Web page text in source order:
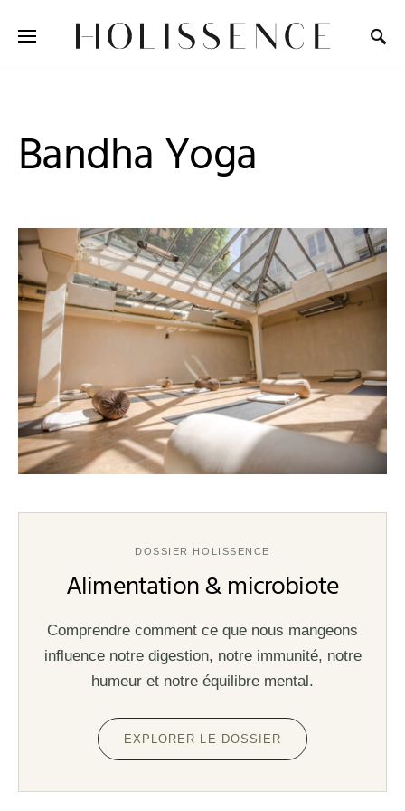
Bandha Yoga
DOSSIER HOLISSENCE
Alimentation & microbiote
Comprendre comment ce que nous mangeons
influence notre digestion, notre immunité, notre
humeur et notre équilibre mental.
EXPLORER LE DOSSIER